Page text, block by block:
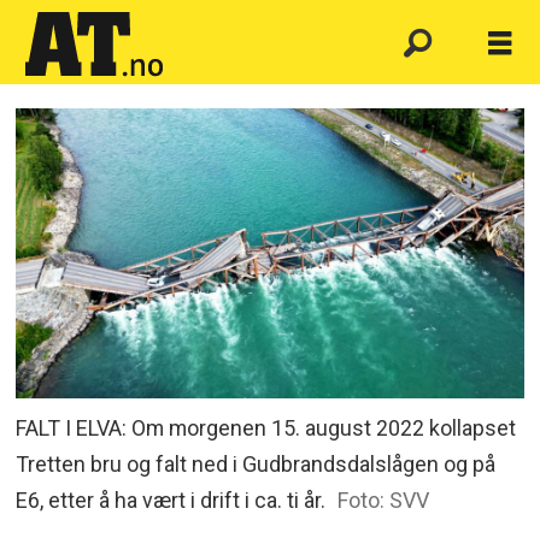
FALT I ELVA: Om morgenen 15. august 2022 kollapset
Tretten bru og falt ned i Gudbrandsdalslågen og på
E6, etter å ha vært i drift i ca. ti år. Foto: SVV